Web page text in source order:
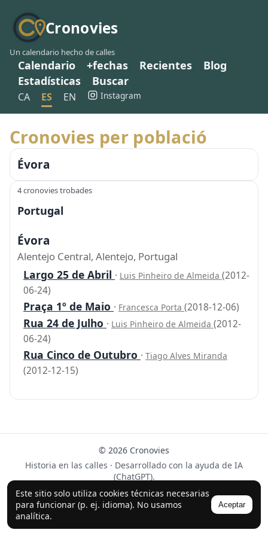
Cronovies
Un calendario hecho de calles
Calendario +fechas Recientes
Blog
Estadísticas
Buscar
CA ES EN Instagram
Este sitio solo utiliza cookies técnicas necesarias
para funcionar (p. ej. idioma). No usamos
analítica.
Aceptar
Cronovies per població
Évora
4 cronovies trobades
Portugal
Évora
Alentejo Central, Alentejo, Portugal
Largo 25 de Abril · Luis Pinheiro de Almeida (2012-
06-24)
Praça 1º de Maio · Francesca Porta (2018-12-06)
Rua 24 de Julho · Luis Pinheiro de Almeida (2012-
06-24)
Rua Cinco de Outubro · Tiago Alves Miranda
(2012-12-15)
© 2026 Cronovies
Historia en las calles · Desarrollado con la ayuda de IA
(ChatGPT).
Síguenos en Instagram